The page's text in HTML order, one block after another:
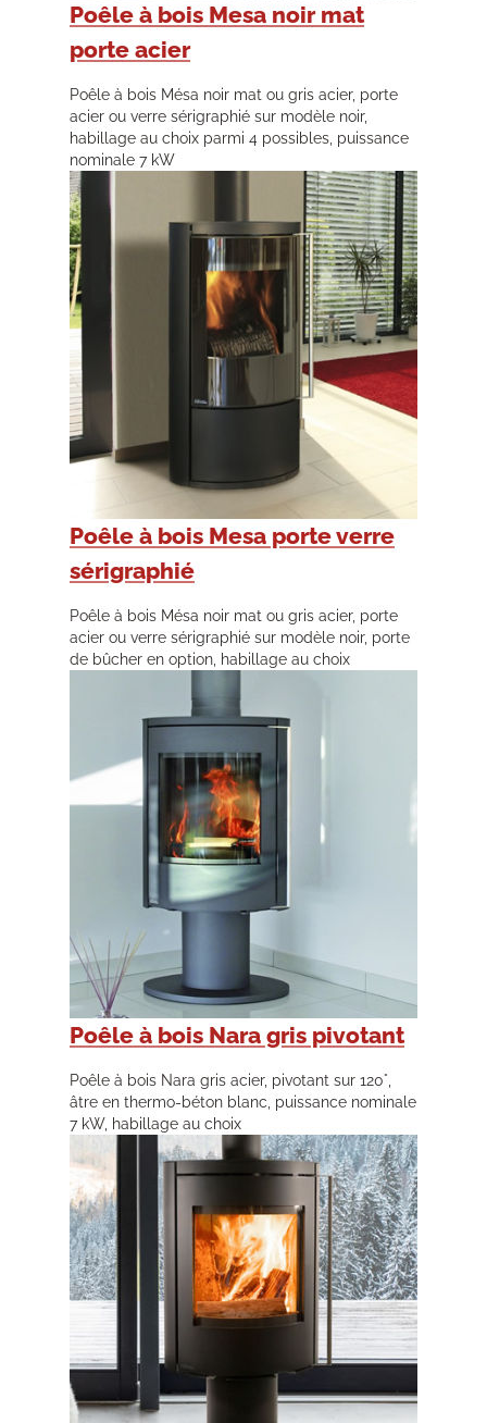
Poêle à bois Mesa noir mat
porte acier
Poêle à bois Mésa noir mat ou gris acier, porte
acier ou verre sérigraphié sur modèle noir,
habillage au choix parmi 4 possibles, puissance
nominale 7 kW
Poêle à bois Mesa porte verre
sérigraphié
Poêle à bois Mésa noir mat ou gris acier, porte
acier ou verre sérigraphié sur modèle noir, porte
de bûcher en option, habillage au choix
Poêle à bois Nara gris pivotant
Poêle à bois Nara gris acier, pivotant sur 120°,
âtre en thermo-béton blanc, puissance nominale
7 kW, habillage au choix